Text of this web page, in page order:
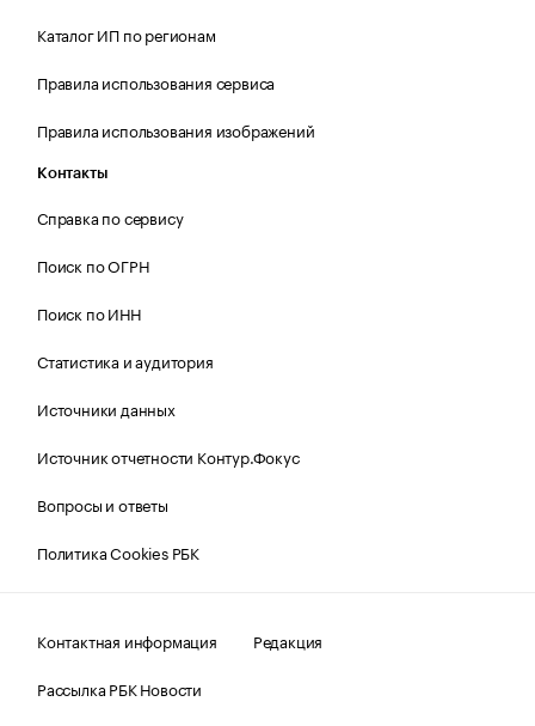
Каталог ИП по регионам
Правила использования сервиса
Правила использования изображений
Контакты
Справка по сервису
Поиск по ОГРН
Поиск по ИНН
Статистика и аудитория
Источники данных
Источник отчетности Контур.Фокус
Вопросы и ответы
Политика Cookies РБК
Контактная информация
Редакция
Рассылка РБК Новости